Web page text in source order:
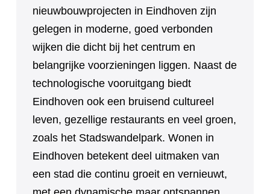
nieuwbouwprojecten in Eindhoven zijn
gelegen in moderne, goed verbonden
wijken die dicht bij het centrum en
belangrijke voorzieningen liggen. Naast de
technologische vooruitgang biedt
Eindhoven ook een bruisend cultureel
leven, gezellige restaurants en veel groen,
zoals het Stadswandelpark. Wonen in
Eindhoven betekent deel uitmaken van
een stad die continu groeit en vernieuwt,